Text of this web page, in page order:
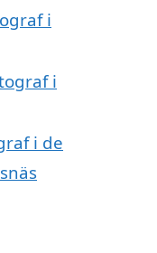
i
i
i de